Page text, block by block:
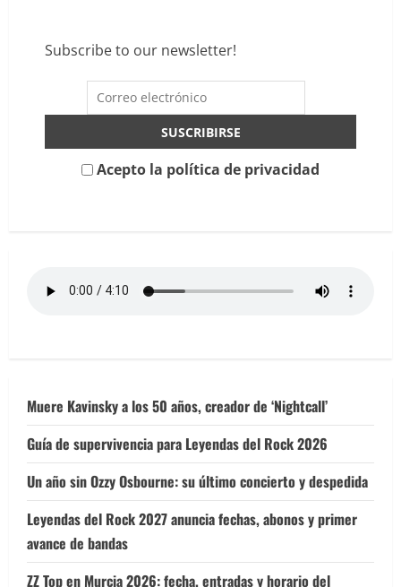
monstruo
este
en
Sala
Subscribe to our newsletter!
Acepto la política de privacidad
Muere Kavinsky a los 50 años, creador de ‘Nightcall’
Guía de supervivencia para Leyendas del Rock 2026
Un año sin Ozzy Osbourne: su último concierto y despedida
Leyendas del Rock 2027 anuncia fechas, abonos y primer
avance de bandas
ZZ Top en Murcia 2026: fecha, entradas y horario del